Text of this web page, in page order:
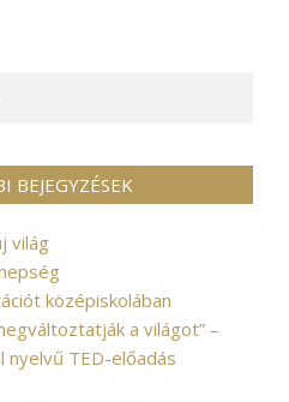
BEJEGYZÉSEK
világ
középiskolában
a világot” –
nyelvű TED-előadás